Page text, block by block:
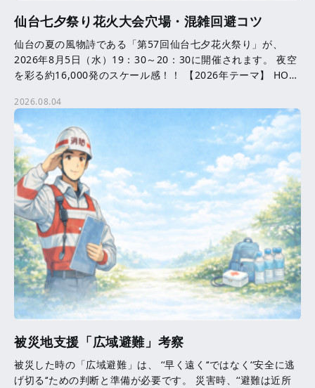
仙台七夕祭り花火大会穴場・混雑回避コツ
仙台の夏の風物詩である「第57回仙台七夕花火祭り」が、
2026年8月5日（水）19：30～20：30に開催されます。 夜空
を彩る約16,000発のスケール感！！ 【2026年テーマ】 HOPE
2026.08.04
被災地支援「広域避難」考察
被災した時の「広域避難」は、 ‘‘早く遠く‘‘ではなく‘‘安全に逃
げ切る‘‘ための判断と準備が必要です。 災害時、‘‘避難は近所